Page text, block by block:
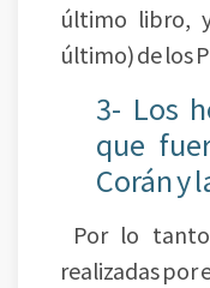
último libro,
último) de los
3- Los
que
Corán y
Por lo
realizadas por